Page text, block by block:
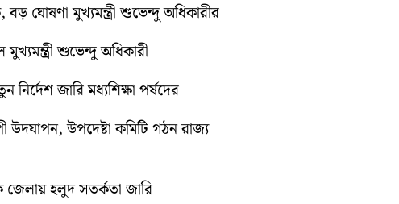
ঘোষণা মুখ্যমন্ত্রী শুভেন্দু অধিকারীর
শুভেন্দু অধিকারী
জারি মধ্যশিক্ষা পর্ষদের
উদযাপন, উপদেষ্টা কমিটি গঠন রাজ্য
জেলায় হলুদ সতর্কতা জারি